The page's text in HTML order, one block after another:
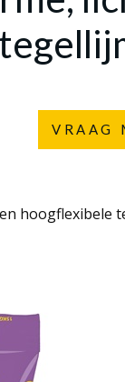
VRAAG
hoogflexibele